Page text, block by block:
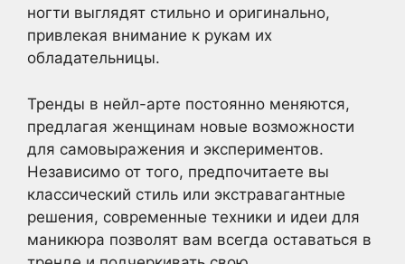
ногти выглядят стильно и оригинально,
привлекая внимание к рукам их
обладательницы.
Тренды в нейл-арте постоянно меняются,
предлагая женщинам новые возможности
для самовыражения и экспериментов.
Независимо от того, предпочитаете вы
классический стиль или экстравагантные
решения, современные техники и идеи для
маникюра позволят вам всегда оставаться в